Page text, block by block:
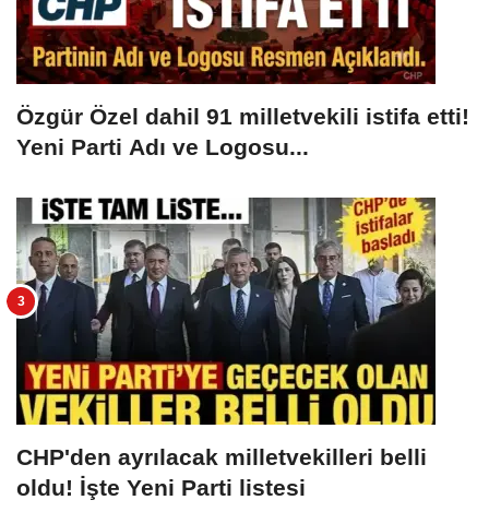
Özgür Özel dahil 91 milletvekili istifa etti!
Yeni Parti Adı ve Logosu...
CHP'den ayrılacak milletvekilleri belli
oldu! İşte Yeni Parti listesi